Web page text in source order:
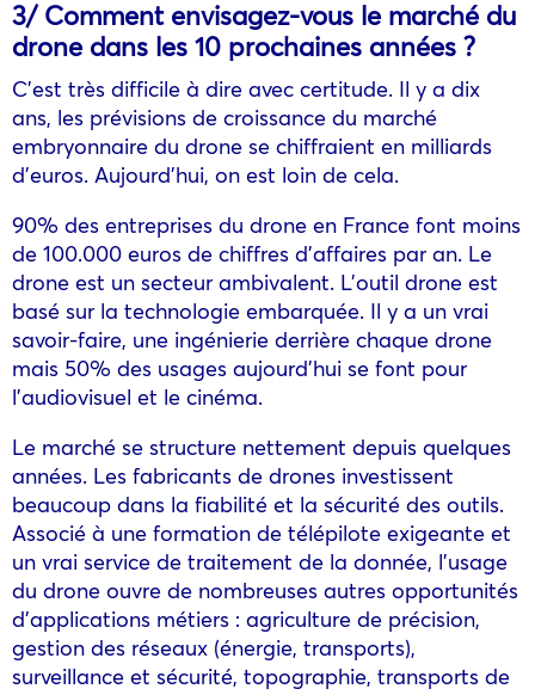
3/ Comment envisagez-vous le marché du
drone dans les 10 prochaines années ?
C’est très difficile à dire avec certitude. Il y a dix
ans, les prévisions de croissance du marché
embryonnaire du drone se chiffraient en milliards
d’euros. Aujourd’hui, on est loin de cela.
90% des entreprises du drone en France font moins
de 100.000 euros de chiffres d’affaires par an. Le
drone est un secteur ambivalent. L’outil drone est
basé sur la technologie embarquée. Il y a un vrai
savoir-faire, une ingénierie derrière chaque drone
mais 50% des usages aujourd’hui se font pour
l’audiovisuel et le cinéma.
Le marché se structure nettement depuis quelques
années. Les fabricants de drones investissent
beaucoup dans la fiabilité et la sécurité des outils.
Associé à une formation de télépilote exigeante et
un vrai service de traitement de la donnée, l’usage
du drone ouvre de nombreuses autres opportunités
d’applications métiers : agriculture de précision,
gestion des réseaux (énergie, transports),
surveillance et sécurité, topographie, transports de